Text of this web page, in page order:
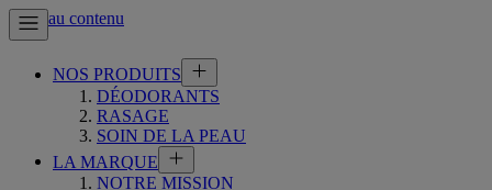
Aller au contenu
NOS PRODUITS
DÉODORANTS
RASAGE
SOIN DE LA PEAU
LA MARQUE
NOTRE MISSION